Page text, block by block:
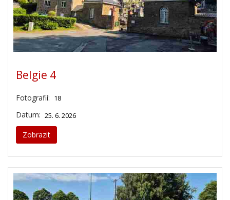
Belgie 4
Fotografií: 18
Datum: 25. 6. 2026
Zobrazit